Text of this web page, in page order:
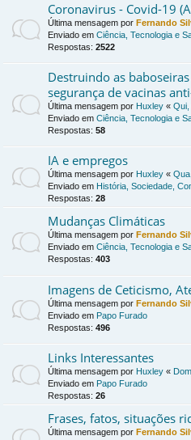
Coronavirus - Covid-19
Última mensagem por Fernando
Enviado em Ciência, Tecnologia e
Respostas: 2522
Destruindo as
segurança de vacinas
Última mensagem por Huxley « Qui,
Enviado em Ciência, Tecnologia e
Respostas: 58
IA e empregos
Última mensagem por Huxley «
Enviado em História, Sociedade,
Respostas: 28
Mudanças Climáticas
Última mensagem por Fernando
Enviado em Ciência, Tecnologia e
Respostas: 403
Imagens de Ceticismo,
Última mensagem por Fernando
Enviado em Papo Furado
Respostas: 496
Links Interessantes
Última mensagem por Huxley «
Enviado em Papo Furado
Respostas: 26
Frases, fatos, situações
Última mensagem por Fernando